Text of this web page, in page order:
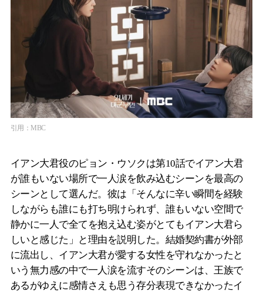
引用：MBC
イアン大君役のピョン・ウソクは第10話でイアン大君
が誰もいない場所で一人涙を飲み込むシーンを最高の
シーンとして選んだ。彼は「そんなに辛い瞬間を経験
しながらも誰にも打ち明けられず、誰もいない空間で
静かに一人で全てを抱え込む姿がとてもイアン大君ら
しいと感じた」と理由を説明した。結婚契約書が外部
に流出し、イアン大君が愛する女性を守れなかったと
いう無力感の中で一人涙を流すそのシーンは、王族で
あるがゆえに感情さえも思う存分表現できなかったイ